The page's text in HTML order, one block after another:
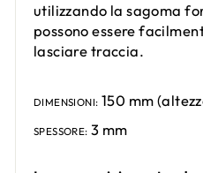
utilizzando la sagoma
possono essere
lasciare traccia.
DIMENSIONI: 150 mm
SPESSORE: 3 mm